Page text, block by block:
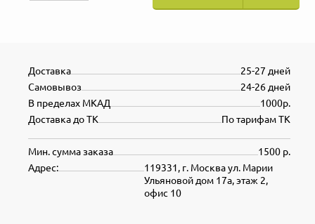
25-27 дней
Доставка
24-26 дней
Самовывоз
1000р.
В пределах МКАД
По тарифам ТК
Доставка до ТК
1500 р.
Мин. сумма заказа
119331, г. Москва ул. Марии
Ульяновой дом 17а, этаж 2,
офис 10
Адрес: